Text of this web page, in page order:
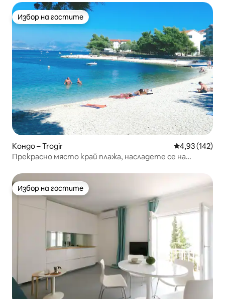
Избор на гостите
Избор на гостите
Кондо – Trogir Средна
4,93 (142)
Прекрасно място край плажа, насладете се на
Избор на гостите
Избор на гостите